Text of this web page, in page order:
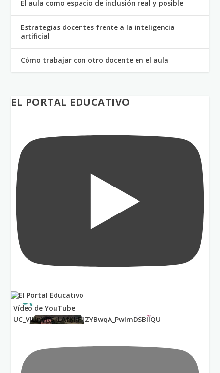
El aula como espacio de inclusión real y posible
Estrategias docentes frente a la inteligencia
artificial
Cómo trabajar con otro docente en el aula
EL PORTAL EDUCATIVO
Vídeo de YouTube
UC_VIUnVRSkLAfKkF1ZYBwqA_PwImDSBllQU